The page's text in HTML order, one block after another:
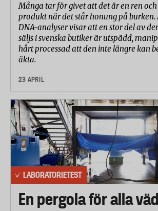
Många tar för givet att det är en ren
produkt när det står honung på burken.
DNA-analyser visar att en stor del av
säljs i svenska butiker är utspädd,
hårt processad att den inte längre kan
äkta.
23 APRIL
LABORATORIETEST
En pergola för alla